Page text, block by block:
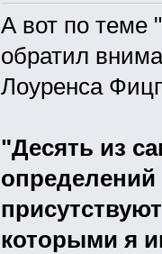
А вот по
обратил
Лоуренса
"Десять из
которыми я